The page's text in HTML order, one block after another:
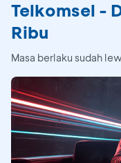
Telkomsel -
Ribu
Masa berlaku sudah